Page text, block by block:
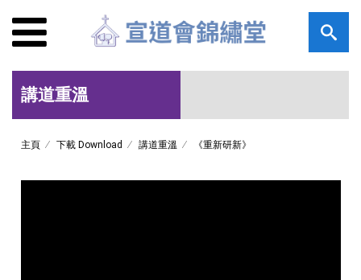
講道重溫
主頁 下載 Download 講道重溫 《重新研新》